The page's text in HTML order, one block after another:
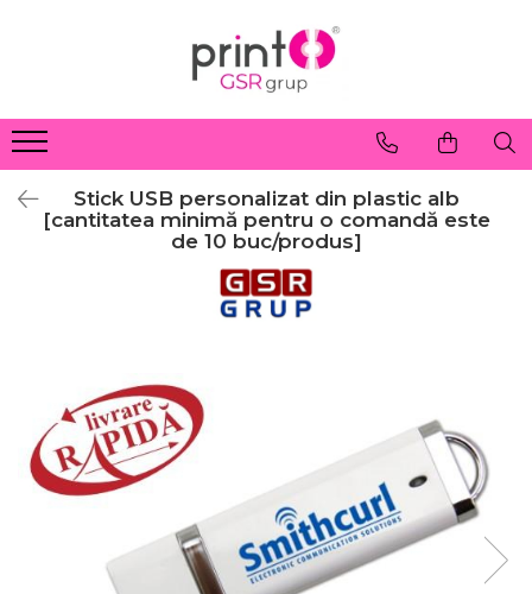
Stick USB personalizat din plastic alb
[cantitatea minimă pentru o comandă este
de 10 buc/produs]